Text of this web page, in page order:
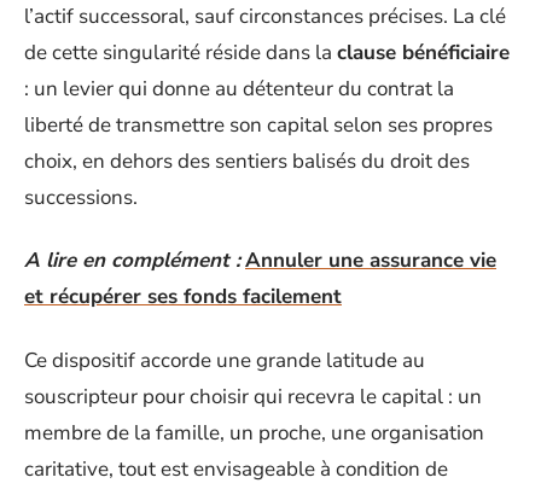
l’actif successoral, sauf circonstances précises. La clé
de cette singularité réside dans la clause bénéficiaire
: un levier qui donne au détenteur du contrat la
liberté de transmettre son capital selon ses propres
choix, en dehors des sentiers balisés du droit des
successions.
A lire en complément :Annuler une assurance vie
et récupérer ses fonds facilement
Ce dispositif accorde une grande latitude au
souscripteur pour choisir qui recevra le capital : un
membre de la famille, un proche, une organisation
caritative, tout est envisageable à condition de